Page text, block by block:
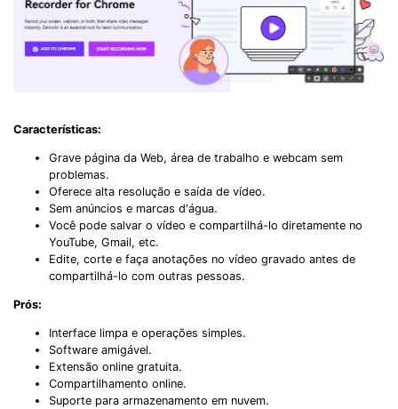
Características:
Grave página da Web, área de trabalho e webcam sem
problemas.
Oferece alta resolução e saída de vídeo.
Sem anúncios e marcas d'água.
Você pode salvar o vídeo e compartilhá-lo diretamente no
YouTube, Gmail, etc.
Edite, corte e faça anotações no vídeo gravado antes de
compartilhá-lo com outras pessoas.
Prós:
Interface limpa e operações simples.
Software amigável.
Extensão online gratuita.
Compartilhamento online.
Suporte para armazenamento em nuvem.